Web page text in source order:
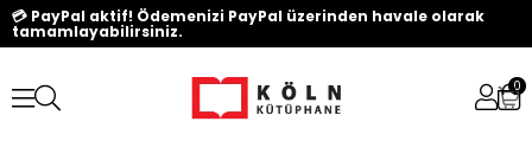
💳 PayPal aktif! Ödemenizi PayPal üzerinden havale olarak
tamamlayabilirsiniz.
0